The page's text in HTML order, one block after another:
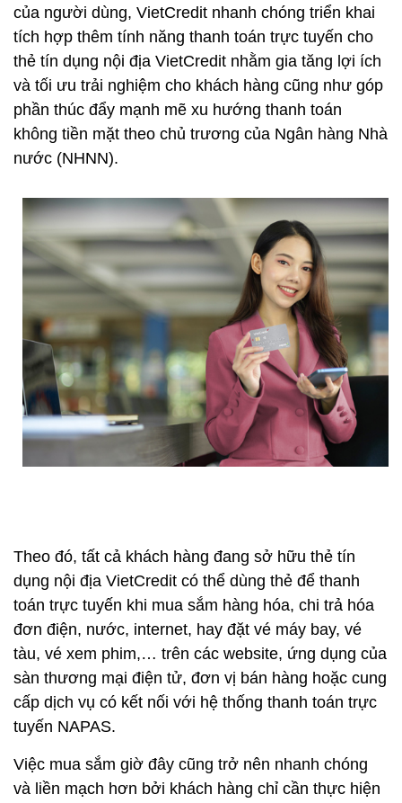
của người dùng, VietCredit nhanh chóng triển khai
tích hợp thêm tính năng thanh toán trực tuyến cho
thẻ tín dụng nội địa VietCredit nhằm gia tăng lợi ích
và tối ưu trải nghiệm cho khách hàng cũng như góp
phần thúc đẩy mạnh mẽ xu hướng thanh toán
không tiền mặt theo chủ trương của Ngân hàng Nhà
nước (NHNN).
Theo đó, tất cả khách hàng đang sở hữu thẻ tín
dụng nội địa VietCredit có thể dùng thẻ để thanh
toán trực tuyến khi mua sắm hàng hóa, chi trả hóa
đơn điện, nước, internet, hay đặt vé máy bay, vé
tàu, vé xem phim,… trên các website, ứng dụng của
sàn thương mại điện tử, đơn vị bán hàng hoặc cung
cấp dịch vụ có kết nối với hệ thống thanh toán trực
tuyến NAPAS.
Việc mua sắm giờ đây cũng trở nên nhanh chóng
và liền mạch hơn bởi khách hàng chỉ cần thực hiện